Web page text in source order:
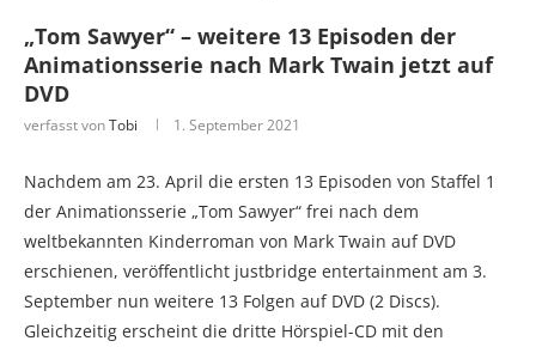
„Tom Sawyer“ – weitere 13 Episoden der
Animationsserie nach Mark Twain jetzt auf
DVD
verfasst vonTobi 1. September 2021
Nachdem am 23. April die ersten 13 Episoden von Staffel 1
der Animationsserie „Tom Sawyer“ frei nach dem
weltbekannten Kinderroman von Mark Twain auf DVD
erschienen, veröffentlicht justbridge entertainment am 3.
September nun weitere 13 Folgen auf DVD (2 Discs).
Gleichzeitig erscheint die dritte Hörspiel-CD mit den